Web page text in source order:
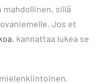
sillä
Jos et
, kannattaa lukea se